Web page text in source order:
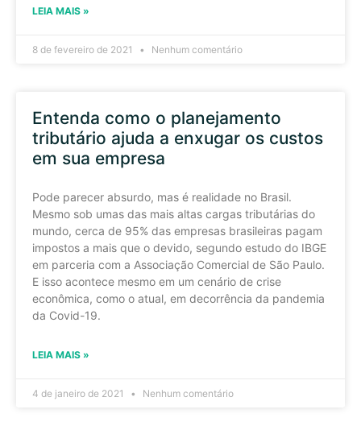
LEIA MAIS »
8 de fevereiro de 2021 Nenhum comentário
Entenda como o planejamento
tributário ajuda a enxugar os custos
em sua empresa
Pode parecer absurdo, mas é realidade no Brasil.
Mesmo sob umas das mais altas cargas tributárias do
mundo, cerca de 95% das empresas brasileiras pagam
impostos a mais que o devido, segundo estudo do IBGE
em parceria com a Associação Comercial de São Paulo.
E isso acontece mesmo em um cenário de crise
econômica, como o atual, em decorrência da pandemia
da Covid-19.
LEIA MAIS »
4 de janeiro de 2021 Nenhum comentário